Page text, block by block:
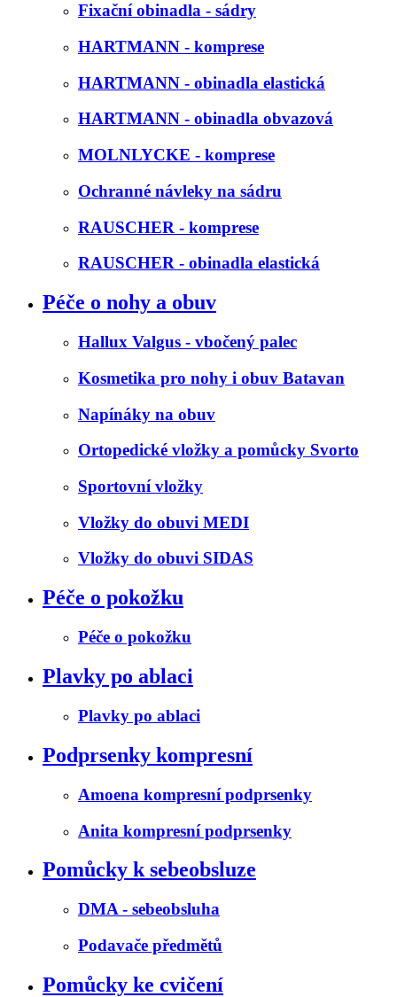
Fixační obinadla - sádry
HARTMANN - komprese
HARTMANN - obinadla elastická
HARTMANN - obinadla obvazová
MOLNLYCKE - komprese
Ochranné návleky na sádru
RAUSCHER - komprese
RAUSCHER - obinadla elastická
Péče o nohy a obuv
Hallux Valgus - vbočený palec
Kosmetika pro nohy i obuv Batavan
Napínáky na obuv
Ortopedické vložky a pomůcky Svorto
Sportovní vložky
Vložky do obuvi MEDI
Vložky do obuvi SIDAS
Péče o pokožku
Péče o pokožku
Plavky po ablaci
Plavky po ablaci
Podprsenky kompresní
Amoena kompresní podprsenky
Anita kompresní podprsenky
Pomůcky k sebeobsluze
DMA - sebeobsluha
Podavače předmětů
Pomůcky ke cvičení